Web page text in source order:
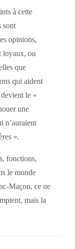
à cette
sont
opinions,
loyaux, ou
que
qui aident
le «
une
n’auraient
».
fonctions,
le monde
Maçon, ce ne
mais la